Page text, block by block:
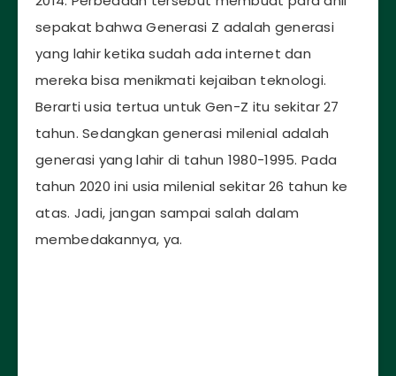
sepakat bahwa Generasi Z adalah generasi
yang lahir ketika sudah ada internet dan
mereka bisa menikmati kejaiban teknologi.
Berarti usia tertua untuk Gen-Z itu sekitar 27
tahun. Sedangkan generasi milenial adalah
generasi yang lahir di tahun 1980-1995. Pada
tahun 2020 ini usia milenial sekitar 26 tahun ke
atas. Jadi, jangan sampai salah dalam
membedakannya, ya.